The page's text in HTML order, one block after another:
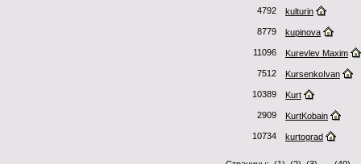
4792 kulturin
8779 kupinova
11096 Kurevlev Maxim
7512 KursenkoIvan
10389 Kurt
2909 KurtKobain
10734 kurtograd